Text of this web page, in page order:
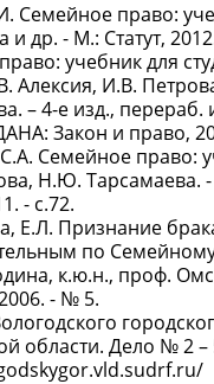
Семейное право:
др. - М.: Статут,
учебник для
Алексия, И.В.
– 4-е изд., перераб.
Закон и право,
Семейное право:
Н.Ю. Тарсамаева.
- с.72.
Е.Л. Признание
по
к.ю.н., проф.
- № 5.
области. Дело № 2